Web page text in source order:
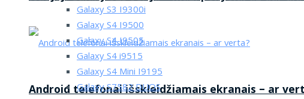
Android telefonai išskleidžiamais ekranais – ar
Galaxy S3 I9300i
Galaxy S4 I9500
Galaxy S4 I9505
Galaxy S4 i9515
Galaxy S4 Mini I9195
Galaxy S7582 DUOS